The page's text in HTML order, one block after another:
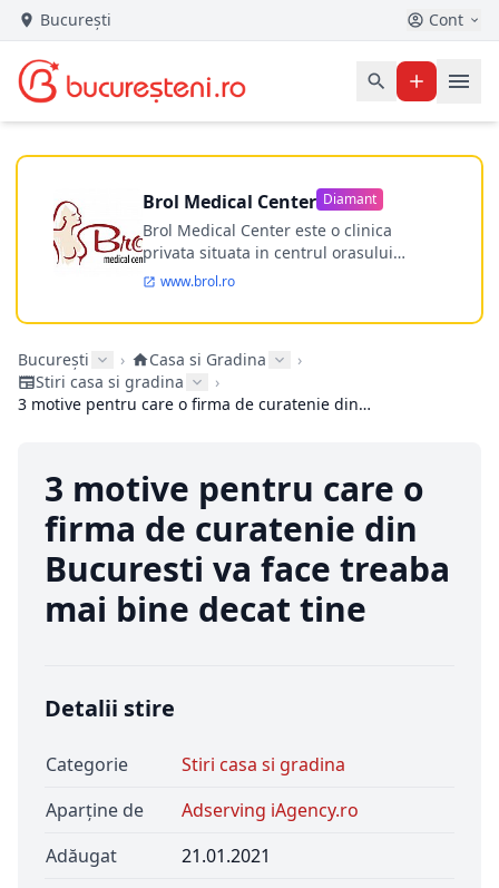
București Cont
Brol Medical Center Diamant
Brol Medical Center este o clinica
privata situata in centrul orasului
Timisoara avand o experienta de
Incepand din anul 2009 clinica isi
ultramodern.
www.brol.ro
București › Casa si Gradina
›
Stiri casa si gradina
›
3 motive pentru care o firma de curatenie din Bucuresti va face treaba mai bine decat tine
3 motive pentru care o
firma de curatenie din
Bucuresti va face treaba
mai bine decat tine
Detalii stire
Categorie
Stiri casa si gradina
Aparține de
Adserving iAgency.ro
Adăugat
21.01.2021